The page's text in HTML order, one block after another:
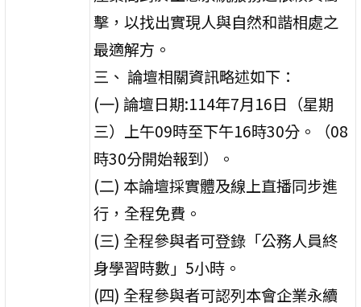
擊，以找出實現人與自然和諧相處之
最適解方。
三、 論壇相關資訊略述如下：
(一) 論壇日期:114年7月16日（星期
三）上午09時至下午16時30分。（08
時30分開始報到）。
(二) 本論壇採實體及線上直播同步進
行，全程免費。
(三) 全程參與者可登錄「公務人員終
身學習時數」5小時。
(四) 全程參與者可認列本會企業永續